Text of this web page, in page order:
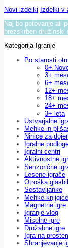
Novi izdelki Izdelki v
Naj bo potovanje ali
brezskrben družinski
Kategorija Igranje
Po starosti
0+
3+
6+
12+
18+
24+
3+ leta
Ustvarjalne
Mehke in
Ninice za
Igralne
Igralni centri
Aktivnostne
Senzorične
Lesene igrače
Otroška
Sestavljanke
Mehke knjigice
Magnetne igre
Igranje vlog
Miselne igre
Družabne igre
Igra na
Shranjevanje